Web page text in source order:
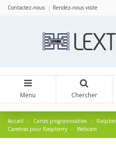
Contactez-nous Rendez-nous visite
Menu Chercher
Accueil Cartes programmables
Caméras pour Raspberry
Webcam
Panneau de gestion des cookies